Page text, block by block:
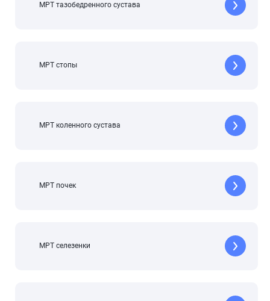
МРТ тазобедренного сустава
МРТ стопы
МРТ коленного сустава
МРТ почек
МРТ селезенки